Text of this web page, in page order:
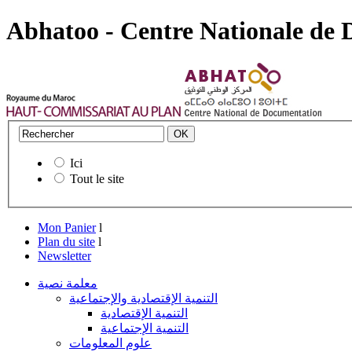
Abhatoo - Centre Nationale de
Ici
Tout le site
Mon Panier l
Plan du site l
Newsletter
معلمة نصية
التنمية الإقتصادية والإجتماعية
التنمية الإقتصادية
التنمية الإجتماعية
علوم المعلومات